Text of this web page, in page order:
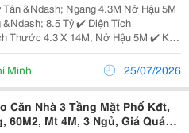
&Ndash; Ngang 4.3M Nở Hậu 5M
&Ndash; 8.5 Tỷ ✔️ Diện Tích
Thước 4.3 X 14M, Nở Hậu 5M ✔️ Kết
Cốt Thép, 4 Phòng Ngủ, 5 Phòng
Vị Trí Lắp Thang Máy ✔️ Hẻm Rộng...
Minh 25/07/2026
Căn Nhà 3 Tầng Mặt Phố Kđt,
60M2, Mt 4M, 3 Ngủ, Giá Quá